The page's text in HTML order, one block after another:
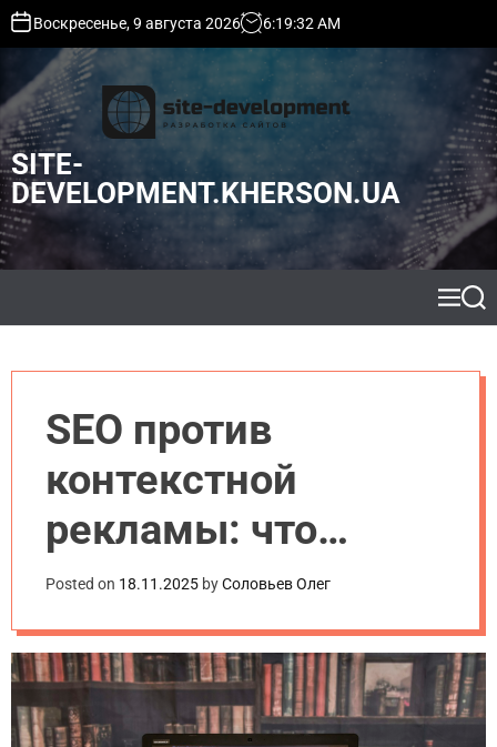
t
o
c
o
n
t
e
Воскресенье, 9 августа 2026 6:19:33 AM
SITE-
DEVELOPMENT.KHERSON.UA
M
e
S
e
SEO против
контекстной
рекламы: что
выбрать для
продвижения сайта
в 2025 году
Posted on 18.11.2025 byСоловьев Олег